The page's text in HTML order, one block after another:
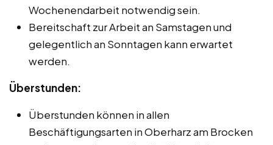
Wochenendarbeit notwendig sein.
Bereitschaft zur Arbeit an Samstagen und
gelegentlich an Sonntagen kann erwartet
werden.
Überstunden:
Überstunden können in allen
Beschäftigungsarten in Oberharz am Brocken